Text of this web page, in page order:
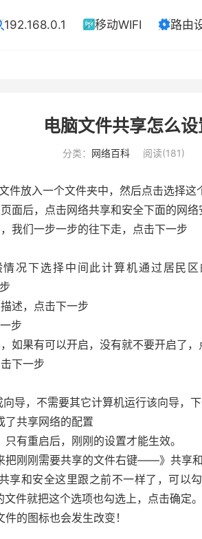
192.168.0.1 移动WIFI 路由
电脑文件共享怎么设
分类： 网络百科 阅读(181)
件放入一个文件夹中，然后点击选择
面后，点击网络共享和安全下面的网络
我们一步一步的往下走，点击下一步
况下选择中间此计算机通过居民
述，点击下一步
步
如果有可以开启，没有就不要开启了，
下一步
导，不需要其它计算机运行该向导，
了共享网络的配置
有重启后，刚刚的设置才能生效。
把刚刚需要共享的文件右键——》共享
享和安全这里跟之前不一样了，可以
件就把这个选项也勾选上，点击确定。
的图标也会发生改变！